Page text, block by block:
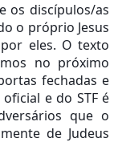
os discípulos/as
o próprio Jesus
eles. O texto
no próximo
fechadas e
e do STF é
que o
de Judeus